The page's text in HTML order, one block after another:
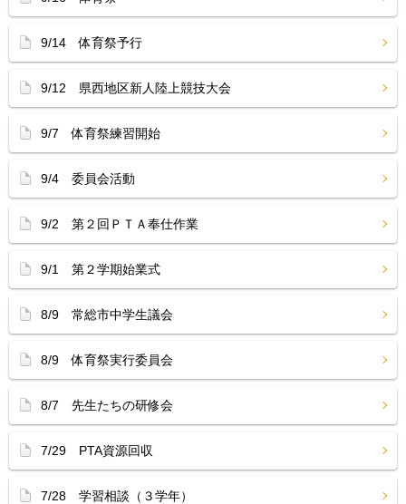
9/14 体育祭予行
9/12 県西地区新人陸上競技大会
9/7 体育祭練習開始
9/4 委員会活動
9/2 第２回ＰＴＡ奉仕作業
9/1 第２学期始業式
8/9 常総市中学生議会
8/9 体育祭実行委員会
8/7 先生たちの研修会
7/29 PTA資源回収
7/28 学習相談（３学年）